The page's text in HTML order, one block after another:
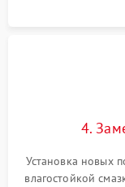
4.
Установка новых
влагостойкой